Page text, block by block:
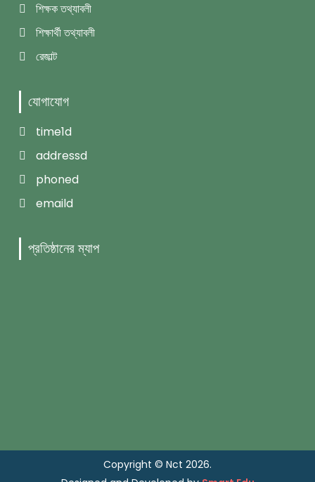
শিক্ষক তথ্যাবলী
শিক্ষার্থী তথ্যাবলী
রেজাল্ট
যোগাযোগ
time1d
addressd
phoned
emaild
প্রতিষ্ঠানের ম্যাপ
Copyright © Nct 2026.